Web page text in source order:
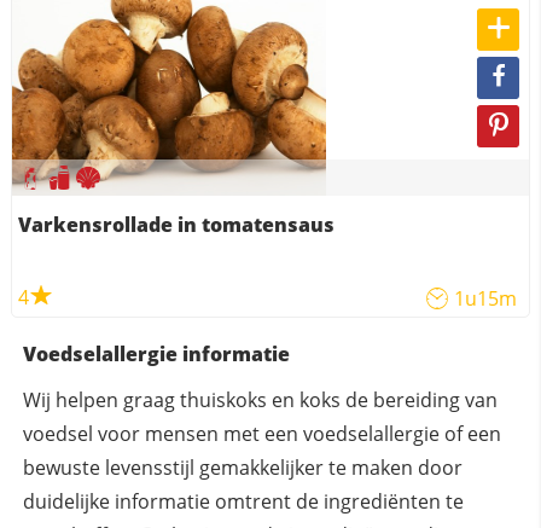
Varkensrollade in tomatensaus
4 1u15m
Voedselallergie informatie
Wij helpen graag thuiskoks en koks de bereiding van
voedsel voor mensen met een voedselallergie of een
bewuste levensstijl gemakkelijker te maken door
duidelijke informatie omtrent de ingrediënten te